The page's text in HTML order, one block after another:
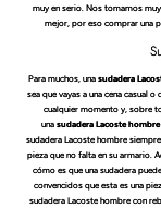
muy en serio. Nos tomamos
mejor, por eso comprar una
Para muchos, una sudadera
sea que vayas a una cena casual
cualquier momento y, sobre
una sudadera Lacoste hombre
sudadera Lacoste hombre
pieza que no falta en su armario.
cómo es que una sudadera
convencidos que esta es una
sudadera Lacoste hombre con